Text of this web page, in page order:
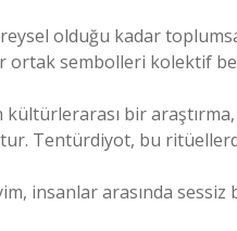
olduğu kadar
ortak sembolleri kolektif
kültürlerarası bir
Tentürdiyot, bu
insanlar arasında